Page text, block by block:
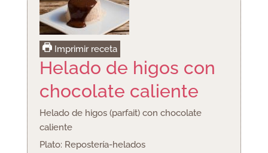
Imprimir receta
Helado de higos con
chocolate caliente
Helado de higos (parfait) con chocolate
caliente
Plato: Repostería-helados